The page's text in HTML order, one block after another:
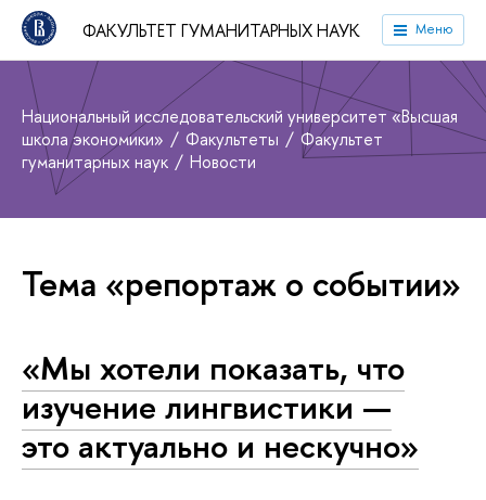
ФАКУЛЬТЕТ ГУМАНИТАРНЫХ НАУК Меню
Национальный исследовательский университет «Высшая
школа экономики»
Факультеты
Факультет
гуманитарных наук
Новости
Тема «репортаж о событии»
«Мы хотели показать, что
изучение лингвистики —
это актуально и нескучно»